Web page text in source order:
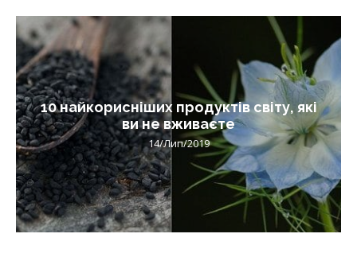
10 найкорисніших продуктів світу, які
ви не вживаєте
14/Лип/2019